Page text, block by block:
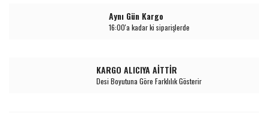
Aynı Gün Kargo
16:00'a kadar ki siparişlerde
KARGO ALICIYA AİTTİR
Desi Boyutuna Göre Farklılık Gösterir